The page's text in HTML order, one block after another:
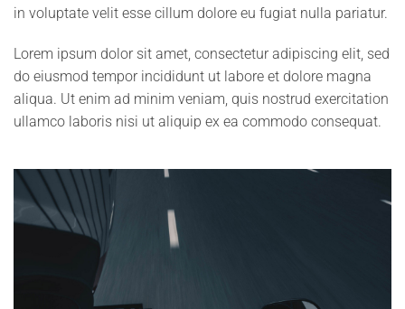
in voluptate velit esse cillum dolore eu fugiat nulla pariatur.
Lorem ipsum dolor sit amet, consectetur adipiscing elit, sed
do eiusmod tempor incididunt ut labore et dolore magna
aliqua. Ut enim ad minim veniam, quis nostrud exercitation
ullamco laboris nisi ut aliquip ex ea commodo consequat.